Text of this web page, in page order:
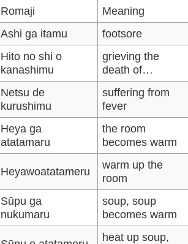
Romaji
Meaning
Ashi ga itamu footsore
Hito no shi o
kanashimu
grieving the
death of…
Netsu de
kurushimu
suffering from
fever
Heya ga
atatamaru
the room
becomes warm
Heyawoatatameru
warm up the
room
Sūpu ga
nukumaru
soup, soup
becomes warm
heat up soup,